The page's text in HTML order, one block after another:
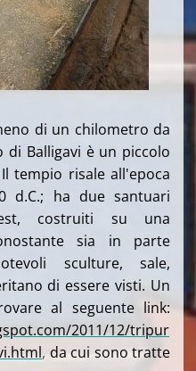
di un chilometro da
di Balligavi è un piccolo
tempio risale all'epoca
d.C.; ha due santuari
costruiti su una
sia in parte
sculture, sale,
di essere visti. Un
al seguente link:
2011/12/tripur
, da cui sono tratte